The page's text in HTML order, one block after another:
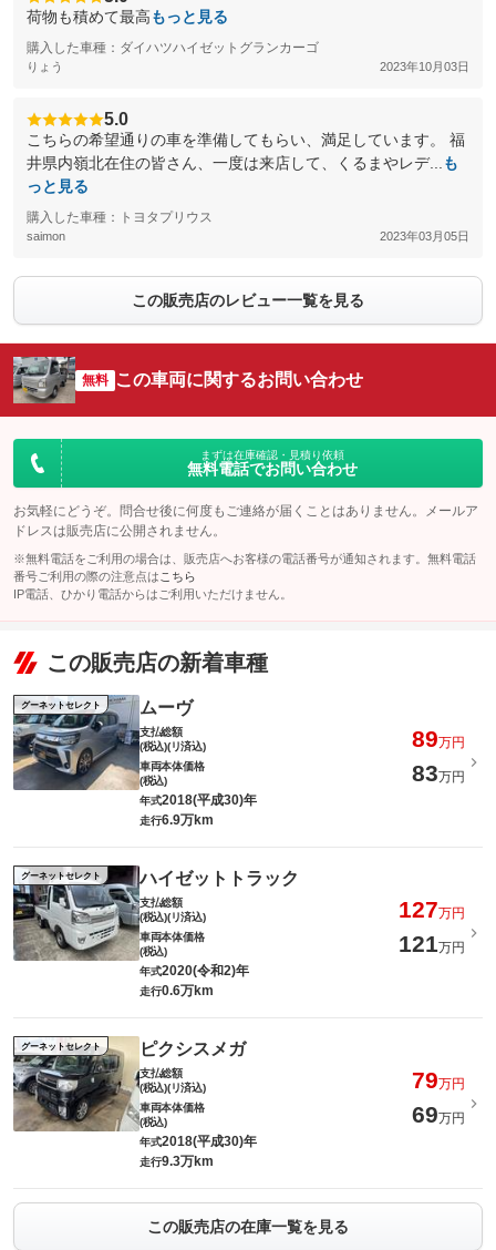
荷物も積めて最高もっと見る
購入した車種：ダイハツハイゼットグランカーゴ
りょう 2023年10月03日
5.0
こちらの希望通りの車を準備してもらい、満足しています。 福
井県内嶺北在住の皆さん、一度は来店して、くるまやレデ...
も
っと見る
購入した車種：トヨタプリウス
saimon 2023年03月05日
この販売店のレビュー一覧を見る
無料 この車両に関するお問い合わせ
まずは在庫確認・見積り依頼
無料電話でお問い合わせ
お気軽にどうぞ。問合せ後に何度もご連絡が届くことはありません。メールア
ドレスは販売店に公開されません。
※無料電話をご利用の場合は、販売店へお客様の電話番号が通知されます。無料電話
番号ご利用の際の注意点は こちら
IP電話、ひかり電話からはご利用いただけません。
この販売店の新着車種
グーネットセレクト ムーヴ
支払総額
(税込)(リ済込)
89万円
車両本体価格
(税込)
83万円
年式2018(平成30)年
走行6.9万km
グーネットセレクト ハイゼットトラック
支払総額
(税込)(リ済込)
127万円
車両本体価格
(税込)
121万円
年式2020(令和2)年
走行0.6万km
グーネットセレクト ピクシスメガ
支払総額
(税込)(リ済込)
79万円
車両本体価格
(税込)
69万円
年式2018(平成30)年
走行9.3万km
この販売店の在庫一覧を見る